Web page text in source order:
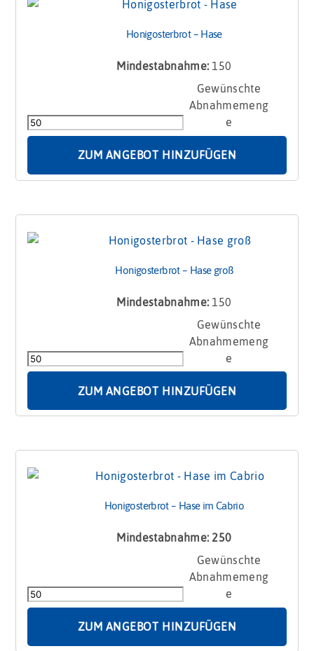
Honigosterbrot – Hase
Mindestabnahme: 150
Hase
Menge
ZUM ANGEBOT HINZUFÜGEN
Honigosterbrot – Hase groß
Mindestabnahme: 150
Hase
groß
ZUM ANGEBOT HINZUFÜGEN
Honigosterbrot – Hase im Cabrio
Mindestabnahme: 250
Hase
im
Menge
ZUM ANGEBOT HINZUFÜGEN